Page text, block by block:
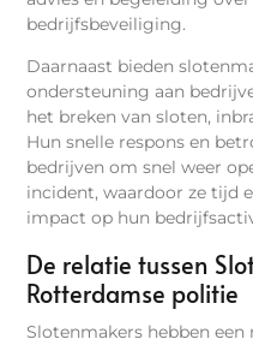
bedrijfsbeveiliging.
Daarnaast bieden
ondersteuning aan
het breken van sloten,
Hun snelle respons en
bedrijven om snel weer
incident, waardoor ze tijd
impact op hun
De relatie tussen
Rotterdamse politie
Slotenmakers hebben